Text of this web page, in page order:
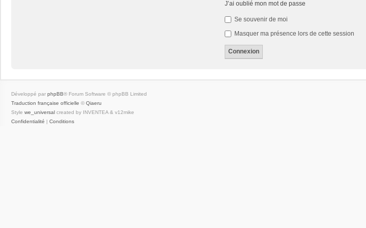
J’ai oublié mon mot de passe
Se souvenir de moi
Masquer ma présence lors de cette session
Développé par phpBB® Forum Software © phpBB Limited
Traduction française officielle © Qiaeru
Style we_universal created by INVENTEA & v12mike
Confidentialité | Conditions